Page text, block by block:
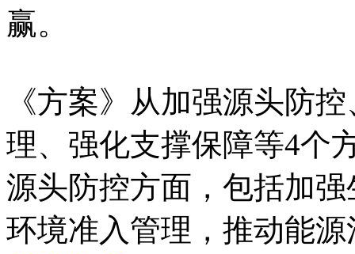
赢。
《方案》从加强源头防
理、强化支撑保障等4个
源头防控方面，包括加
环境准入管理，推动能